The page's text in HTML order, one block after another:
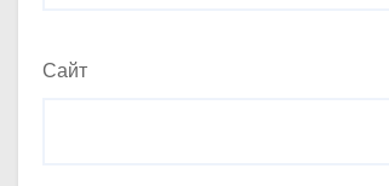
Сайт